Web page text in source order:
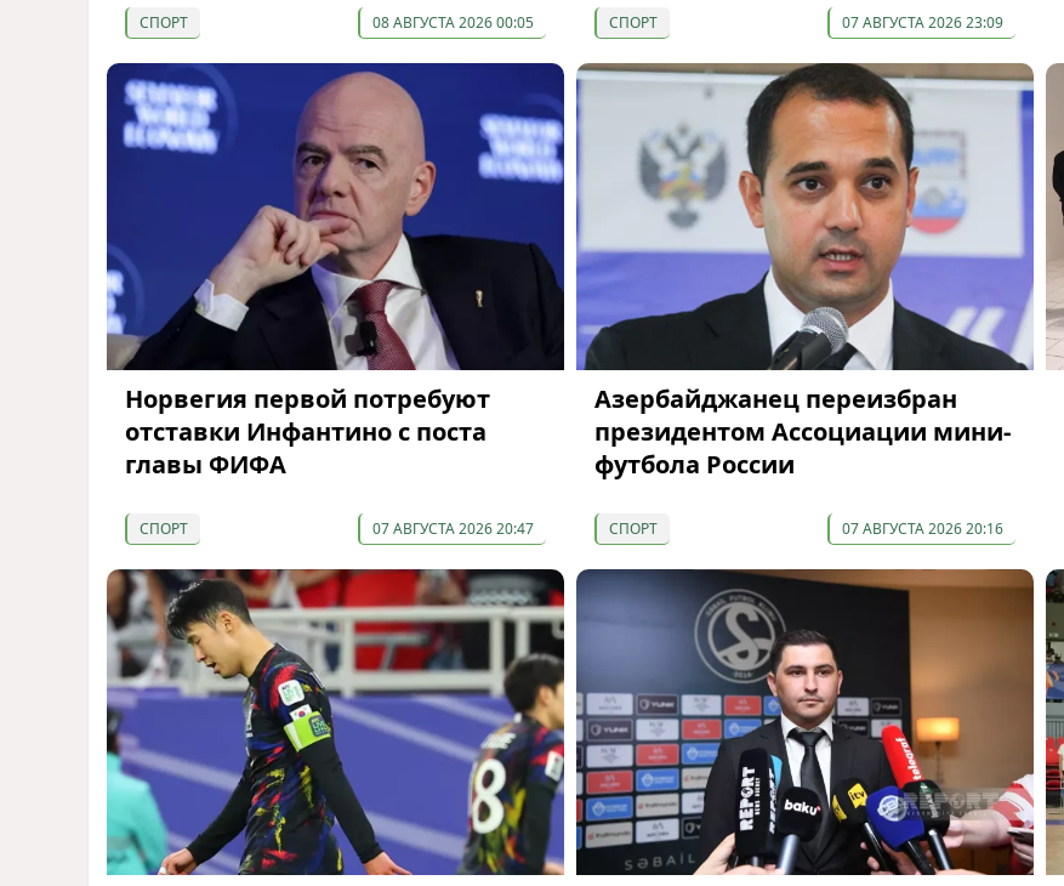
СПОРТ 08 АВГУСТА 2026 00:05 СПОРТ 07 АВГУСТА 2026 23:09
Норвегия первой потребуют
отставки Инфантино с поста
главы ФИФА
СПОРТ 07 АВГУСТА 2026 20:47
Азербайджанец переизбран
президентом Ассоциации мини-
футбола России
СПОРТ 07 АВГУСТА 2026 20:16